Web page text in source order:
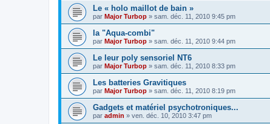
Le « holo maillot de bain »
par Major Turbop » sam. déc. 11, 2010 9:45 pm
la "Aqua-combi"
par Major Turbop » sam. déc. 11, 2010 9:44 pm
Le leur poly sensoriel NT6
par Major Turbop » sam. déc. 11, 2010 8:33 pm
Les batteries Gravitiques
par Major Turbop » sam. déc. 11, 2010 8:19 pm
Gadgets et matériel psychotroniques...
par admin » ven. déc. 10, 2010 3:47 pm